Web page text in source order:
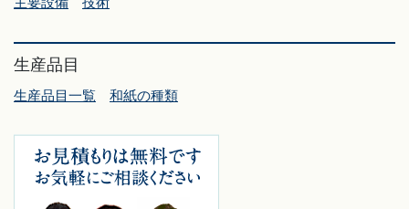
生産品目
生産品目一覧 和紙の種類